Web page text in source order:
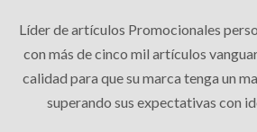
Líder de artículos Promocionales
con más de cinco mil artículos
calidad para que su marca tenga un
superando sus expectativas con